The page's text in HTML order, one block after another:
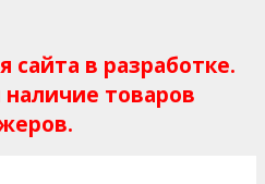
сайта в разработке.
товаров